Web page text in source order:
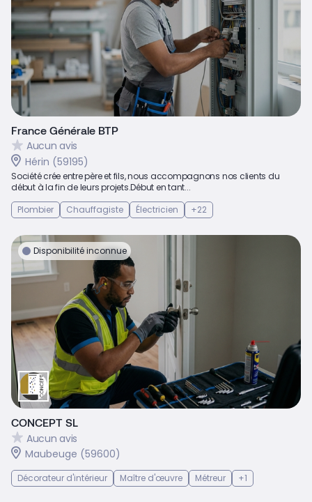
France Générale BTP
Aucun avis
Hérin (59195)
Société crée entre père et fils, nous accompagnons nos clients du
début à la fin de leurs projets.Début en tant...
Plombier
Chauffagiste Électricien +22
Disponibilité inconnue
CONCEPT SL
Aucun avis
Maubeuge (59600)
Décorateur d'intérieur Maître d'œuvre Métreur +1